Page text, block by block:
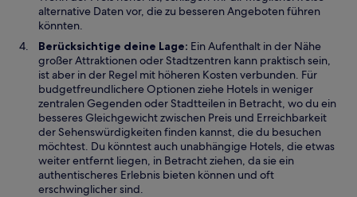
alternative Daten vor, die zu besseren Angeboten führen
könnten.
Berücksichtige deine Lage: Ein Aufenthalt in der Nähe
großer Attraktionen oder Stadtzentren kann praktisch sein,
ist aber in der Regel mit höheren Kosten verbunden. Für
budgetfreundlichere Optionen ziehe Hotels in weniger
zentralen Gegenden oder Stadtteilen in Betracht, wo du ein
besseres Gleichgewicht zwischen Preis und Erreichbarkeit
der Sehenswürdigkeiten finden kannst, die du besuchen
möchtest. Du könntest auch unabhängige Hotels, die etwas
weiter entfernt liegen, in Betracht ziehen, da sie ein
authentischeres Erlebnis bieten können und oft
erschwinglicher sind.